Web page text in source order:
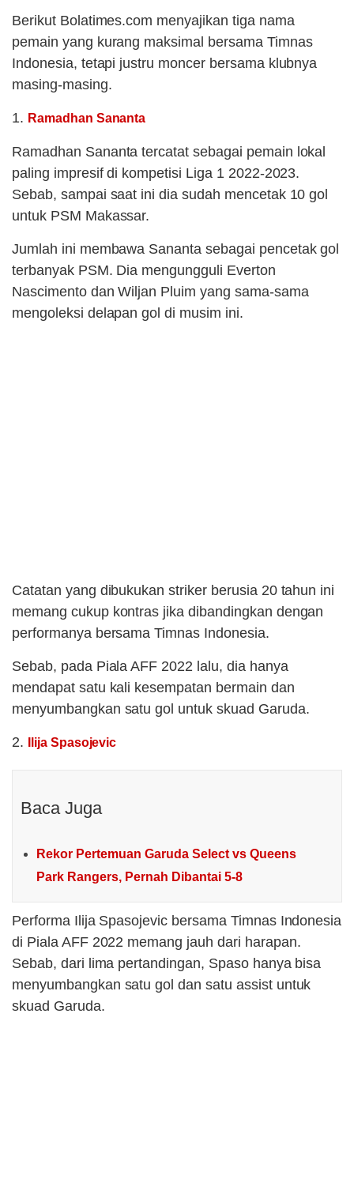
Berikut Bolatimes.com menyajikan tiga nama
pemain yang kurang maksimal bersama Timnas
Indonesia, tetapi justru moncer bersama klubnya
masing-masing.
1. Ramadhan Sananta
Ramadhan Sananta tercatat sebagai pemain lokal
paling impresif di kompetisi Liga 1 2022-2023.
Sebab, sampai saat ini dia sudah mencetak 10 gol
untuk PSM Makassar.
Jumlah ini membawa Sananta sebagai pencetak gol
terbanyak PSM. Dia mengungguli Everton
Nascimento dan Wiljan Pluim yang sama-sama
mengoleksi delapan gol di musim ini.
Catatan yang dibukukan striker berusia 20 tahun ini
memang cukup kontras jika dibandingkan dengan
performanya bersama Timnas Indonesia.
Sebab, pada Piala AFF 2022 lalu, dia hanya
mendapat satu kali kesempatan bermain dan
menyumbangkan satu gol untuk skuad Garuda.
2. Ilija Spasojevic
Baca Juga
Rekor Pertemuan Garuda Select vs Queens
Park Rangers, Pernah Dibantai 5-8
Performa Ilija Spasojevic bersama Timnas Indonesia
di Piala AFF 2022 memang jauh dari harapan.
Sebab, dari lima pertandingan, Spaso hanya bisa
menyumbangkan satu gol dan satu assist untuk
skuad Garuda.